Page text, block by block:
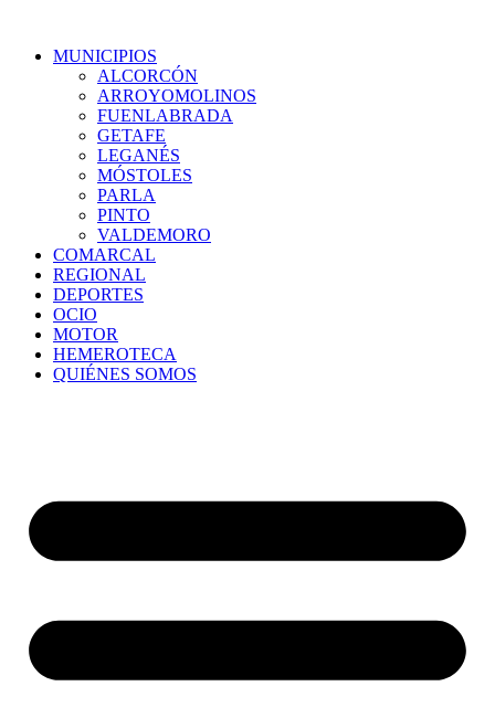
MUNICIPIOS
ALCORCÓN
ARROYOMOLINOS
FUENLABRADA
GETAFE
LEGANÉS
MÓSTOLES
PARLA
PINTO
VALDEMORO
COMARCAL
REGIONAL
DEPORTES
OCIO
MOTOR
HEMEROTECA
QUIÉNES SOMOS